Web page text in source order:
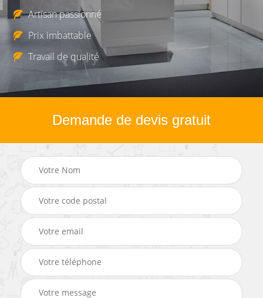
Artisan passionné
Prix imbattable
Travail de qualité
Demande de devis gratuit